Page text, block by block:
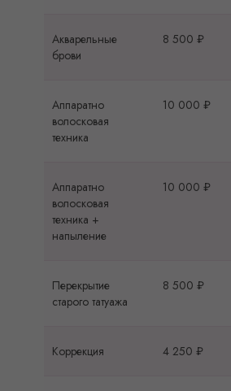
Акварельные
брови
8 500 ₽
Аппаратно
волосковая
техника
10 000 ₽
Аппаратно
волосковая
техника +
напыление
10 000 ₽
Перекрытие
старого татуажа
8 500 ₽
Коррекция 4 250 ₽